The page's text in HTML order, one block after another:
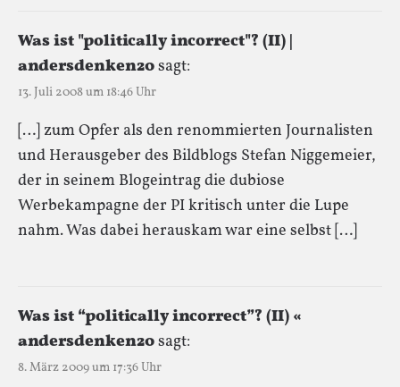
Was ist "politically incorrect"? (II) |
andersdenken20sagt:
13. Juli 2008 um 18:46 Uhr
[…] zum Opfer als den renommierten Journalisten
und Herausgeber des Bildblogs Stefan Niggemeier,
der in seinem Blogeintrag die dubiose
Werbekampagne der PI kritisch unter die Lupe
nahm. Was dabei herauskam war eine selbst […]
Was ist “politically incorrect”? (II) «
andersdenken20sagt:
8. März 2009 um 17:36 Uhr